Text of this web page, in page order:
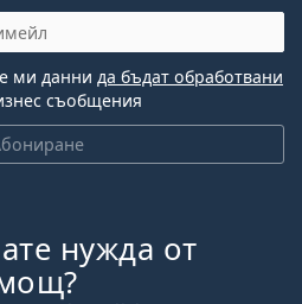
ми данни да бъдат обработвани
съобщения
нужда от